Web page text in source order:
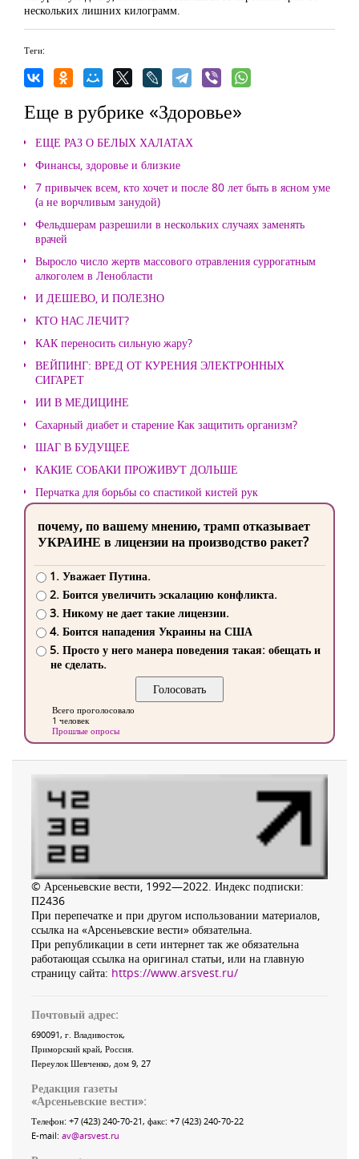
нескольких лишних килограмм.
Теги:
Еще в рубрике «Здоровье»
ЕЩЕ РАЗ О БЕЛЫХ ХАЛАТАХ
Финансы, здоровье и близкие
7 привычек всем, кто хочет и после 80 лет быть в ясном уме
(а не ворчливым занудой)
Фельдшерам разрешили в нескольких случаях заменять
врачей
Выросло число жертв массового отравления суррогатным
алкоголем в Ленобласти
И ДЕШЕВО, И ПОЛЕЗНО
КТО НАС ЛЕЧИТ?
КАК переносить сильную жару?
ВЕЙПИНГ: ВРЕД ОТ КУРЕНИЯ ЭЛЕКТРОННЫХ
СИГАРЕТ
ИИ В МЕДИЦИНЕ
Сахарный диабет и старение Как защитить организм?
ШАГ В БУДУЩЕЕ
КАКИЕ СОБАКИ ПРОЖИВУТ ДОЛЬШЕ
Перчатка для борьбы со спастикой кистей рук
почему, по вашему мнению, трамп отказывает
УКРАИНЕ в лицензии на производство ракет?
1. Уважает Путина.
2. Боится увеличить эскалацию конфликта.
3. Никому не дает такие лицензии.
4. Боится нападения Украины на США
5. Просто у него манера поведения такая: обещать и
не сделать.
Всего проголосовало
1 человек
Прошлые опросы
© Арсеньевские вести, 1992—2022. Индекс подписки:
П2436
При перепечатке и при другом использовании материалов,
ссылка на «Арсеньевские вести» обязательна.
При републикации в сети интернет так же обязательна
работающая ссылка на оригинал статьи, или на главную
страницу сайта: https://www.arsvest.ru/
Почтовый адрес:
690091, г. Владивосток,
Приморский край, Россия
Переулок Шевченко, дом 9, 27
Редакция газеты
«Арсеньевские вести»:
Телефон: +7 (423) 240-70-21, факс: +7 (423) 240-70-22
E-mail: av@arsvest.ru